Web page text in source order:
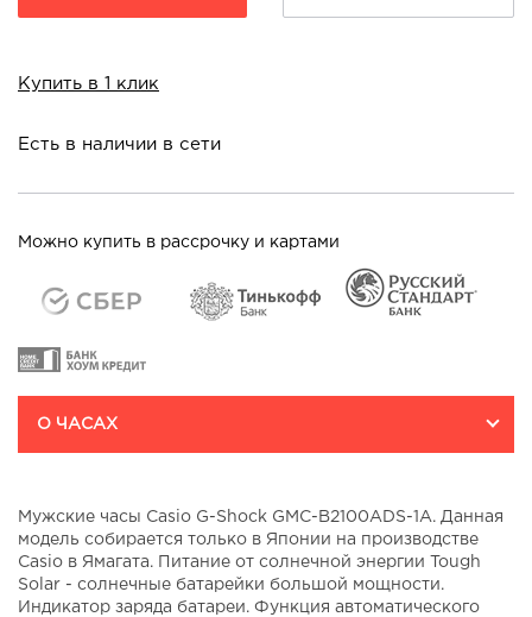
Купить в 1 клик
Есть в наличии в сети
Можно купить в рассрочку и картами
О ЧАСАХ
Мужские часы Casio G-Shock GMC-B2100ADS-1A. Данная
модель собирается только в Японии на производстве
Casio в Ямагата. Питание от солнечной энергии Tough
Solar - солнечные батарейки большой мощности.
Индикатор заряда батареи. Функция автоматического